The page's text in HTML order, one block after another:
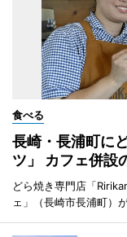
食べる
長崎・長浦町に
ツ」 カフェ併設
どら焼き専門店「
ェ」（長崎市長浦町）